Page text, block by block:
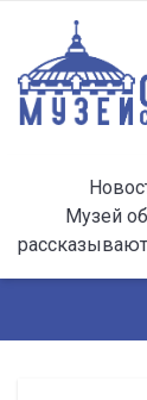
Музей